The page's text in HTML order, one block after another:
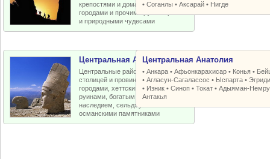
крепостями и домами, пещерными
городами и прочими рукотворными
и природными чудесами
•Соганлы •Аксарай • Нигде
Центральная Анатолия
Центральные районы Турции со
столицей и провинциальными
городами, хеттскими и античными
руинами, богатым византийским
наследием, сельджукскими и
османскими памятниками
Центральная Анатолия
•Анкара •Афьонкарахисар • Конья •
•Агласун-Сагалассос • Ыспарта •
• Изник •Синоп •Токат •Адыяман-
Антакья